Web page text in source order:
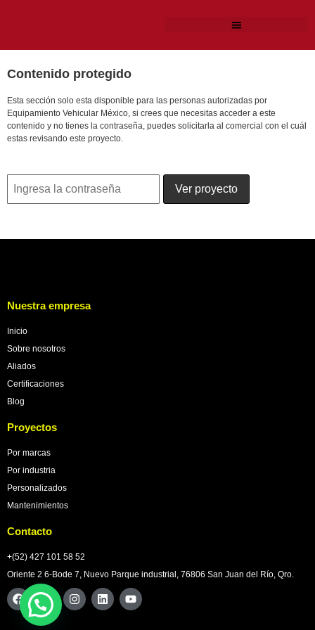
Contenido protegido
Esta sección solo esta disponible para las personas autorizadas por
Equipamiento Vehicular México, si crees que necesitas acceder a este
contenido y no tienes la contraseña, puedes solicitarla al comercial con el cuál
estas revisando este proyecto.
Nuestra empresa
Inicio
Sobre nosotros
Aliados
Certificaciones
Blog
Proyectos
Por marcas
Por industria
Personalizados
Mantenimientos
Contacto
+(52) 427 101 58 52
Oriente 2 6-Bode 7, Nuevo Parque industrial, 76806 San Juan del Río, Qro.